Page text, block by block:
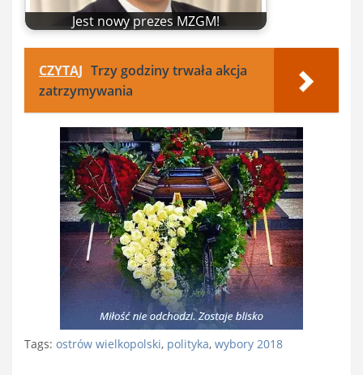
Jest nowy prezes MZGM!
CZYTAJ Trzy godziny trwała akcja
zatrzymywania
Tags: ostrów wielkopolski, polityka, wybory 2018